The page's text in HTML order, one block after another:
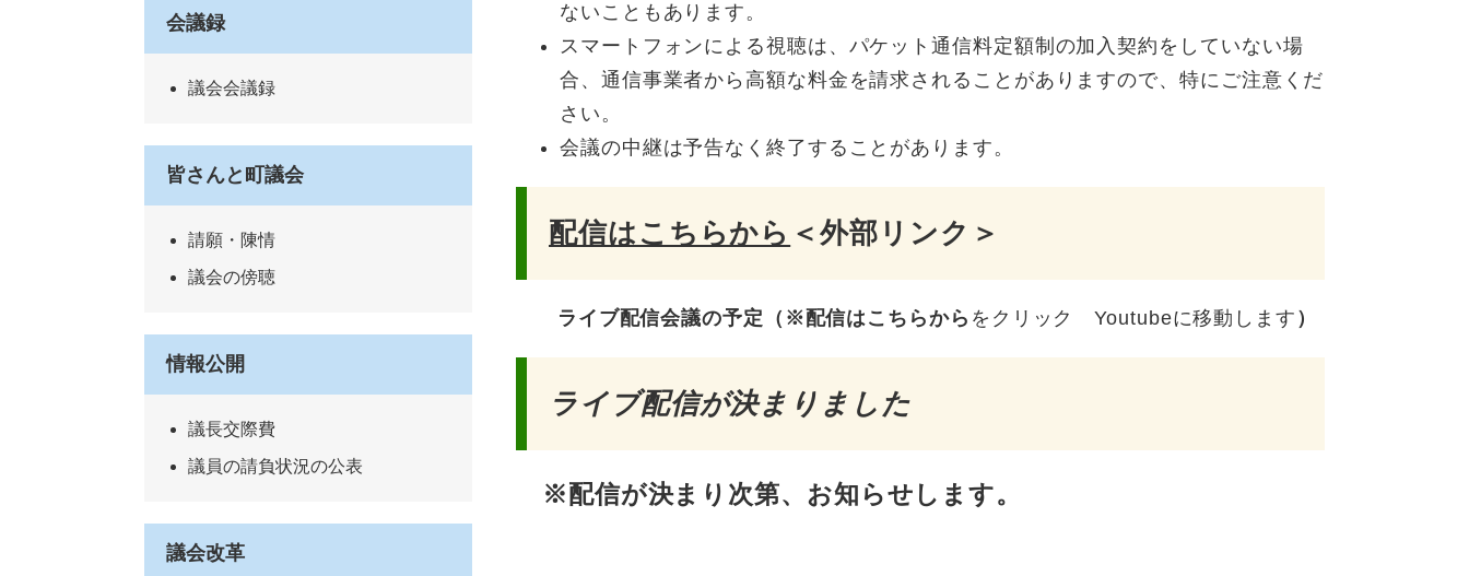
ないこともあります。
スマートフォンによる視聴は、パケット通信料定額制の加入契約をしていない場
合、通信事業者から高額な料金を請求されることがありますので、特にご注意くだ
さい。
会議の中継は予告なく終了することがあります。
配信はこちらから ＜外部リンク＞
ライブ配信会議の予定（※配信はこちらから をクリック Youtubeに移動します ）
ライブ配信が決まりました
※配信が決まり次第、お知らせします。
会議録
議会会議録
皆さんと町議会
請願・陳情
議会の傍聴
情報公開
議長交際費
議員の請負状況の公表
議会改革